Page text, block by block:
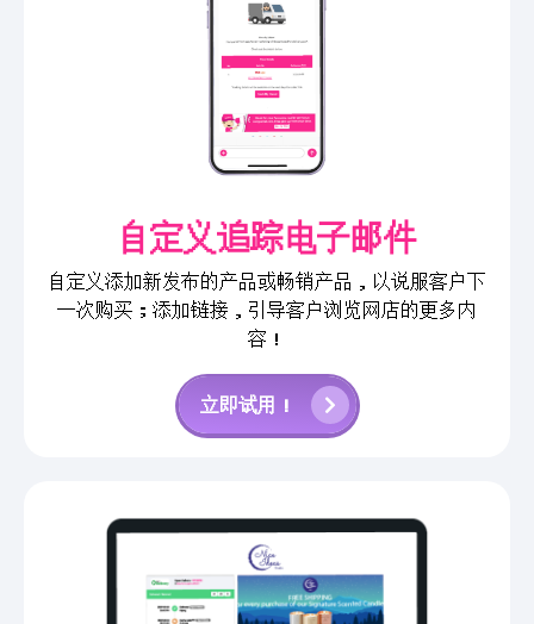
自定义追踪电子邮件
自定义添加新发布的产品或畅销产品，以说服客户下
一次购买；添加链接，引导客户浏览网店的更多内
容！
立即试用！